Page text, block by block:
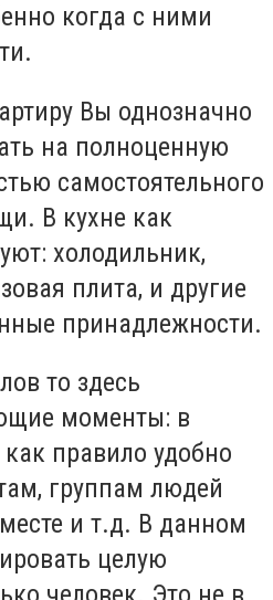
когда с ними
Вы однозначно
на полноценную
самостоятельного
В кухне как
холодильник,
плита, и другие
принадлежности.
то здесь
моменты: в
правило удобно
группам людей
и т.д. В данном
целую